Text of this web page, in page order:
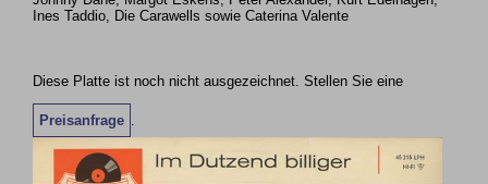
Ines Taddio, Die Carawells sowie Caterina Valente
Diese Platte ist noch nicht ausgezeichnet. Stellen Sie eine
Preisanfrage